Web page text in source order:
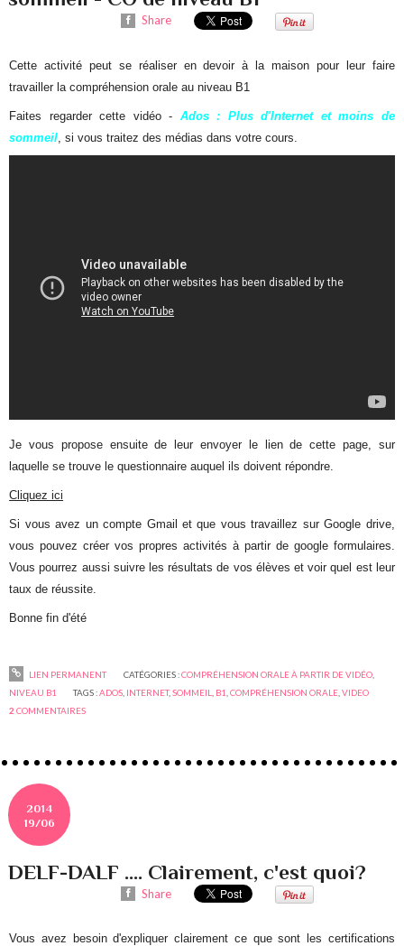
Share
Cette activité peut se réaliser en devoir à la maison pour leur faire
travailler la compréhension orale au niveau B1
Faites regarder cette vidéo - Ados : Plus d'Internet et moins de
sommeil , si vous traitez des médias dans votre cours.
Je vous propose ensuite de leur envoyer le lien de cette page, sur
laquelle se trouve le questionnaire auquel ils doivent répondre.
Cliquez ici
Si vous avez un compte Gmail et que vous travaillez sur Google drive,
vous pouvez créer vos propres activités à partir de google formulaires.
Vous pourrez aussi suivre les résultats de vos élèves et voir quel est leur
taux de réussite.
Bonne fin d'été
LIEN PERMANENT CATÉGORIES :COMPRÉHENSION ORALE À PARTIR DE VIDÉO,
NIVEAU B1
TAGS :ADOS INTERNET,SOMMEIL B1 ,COMPRÉHENSION ORALE ,VIDEO
2 COMMENTAIRES
2014
19/06
DELF-DALF .... Clairement, c'est quoi?
Share
Vous avez besoin d'expliquer clairement ce que sont les certifications